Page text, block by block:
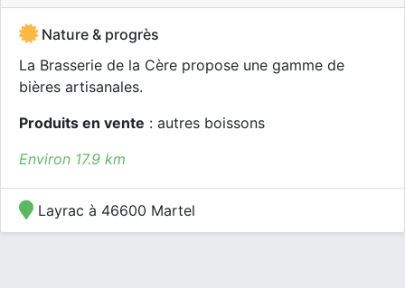
Nature & progrès
La Brasserie de la Cère propose une gamme de
bières artisanales.
Produits en vente : autres boissons
Environ 17.9 km
Layrac à 46600 Martel